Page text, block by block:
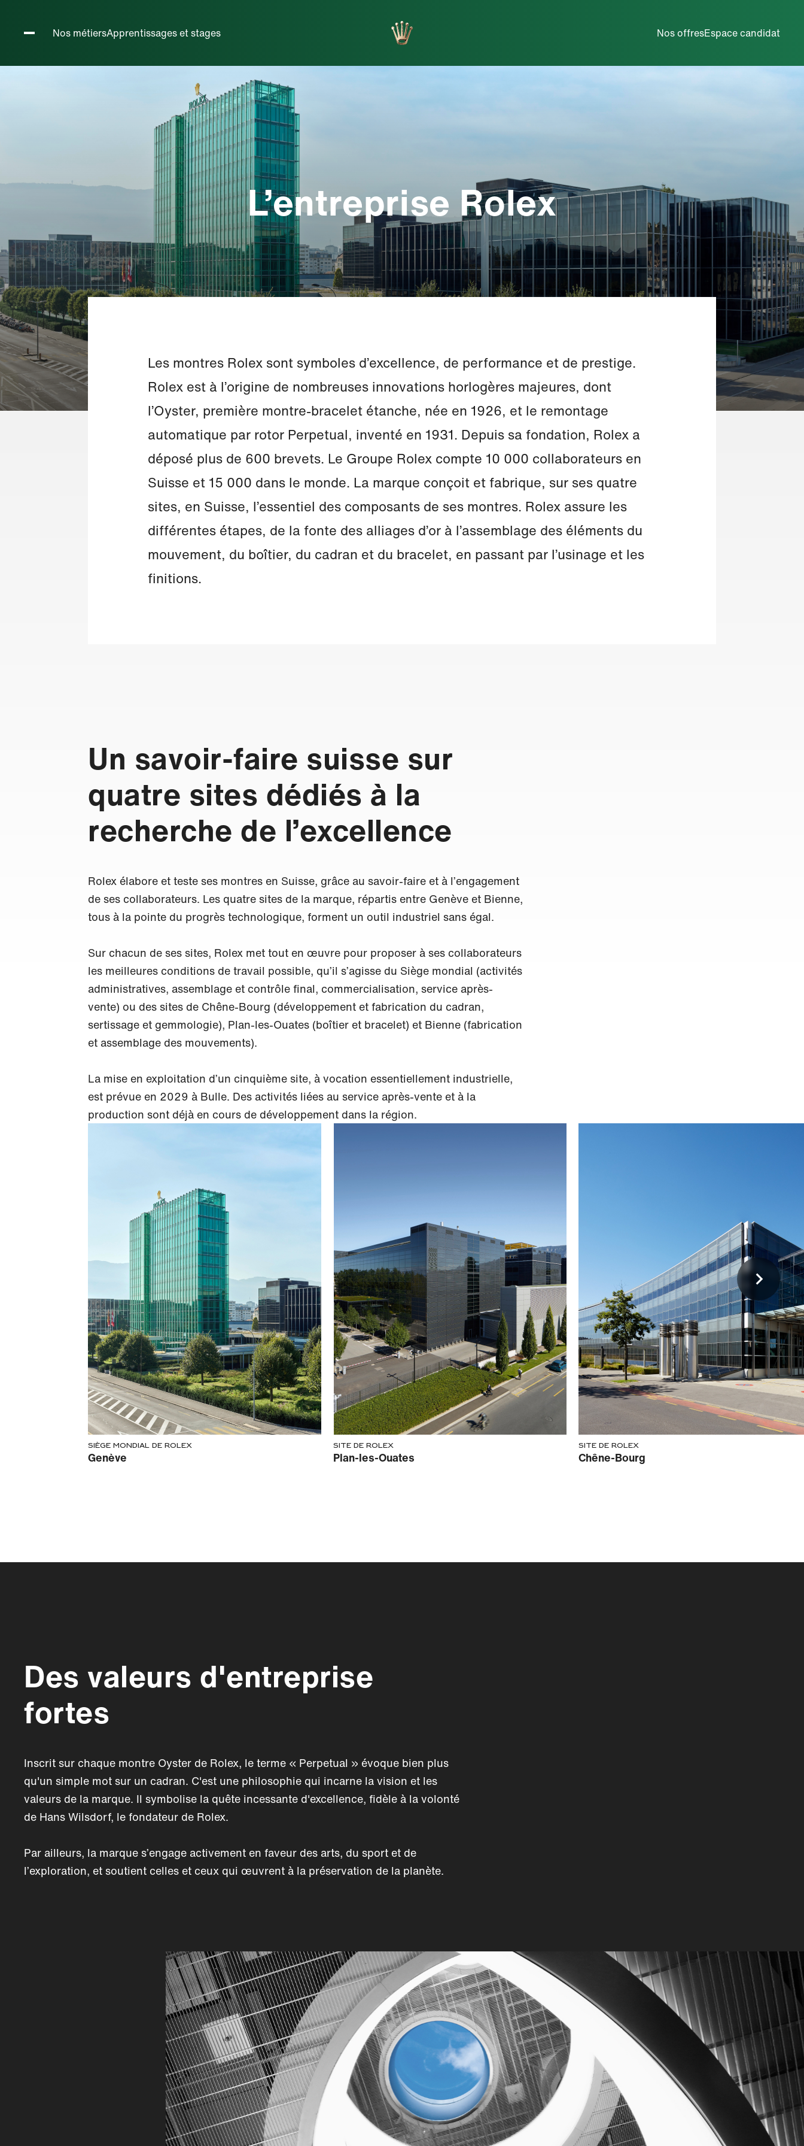
Nos métiersApprentissages et stages Nos offresEspace candidat
L’entreprise Rolex
Les montres Rolex sont symboles d’excellence, de performance et de prestige.
Rolex est à l’origine de nombreuses innovations horlogères majeures, dont
l’Oyster, première montre-bracelet étanche, née en 1926, et le remontage
automatique par rotor Perpetual, inventé en 1931. Depuis sa fondation, Rolex a
déposé plus de 600 brevets. Le Groupe Rolex compte 10 000 collaborateurs en
Suisse et 15 000 dans le monde. La marque conçoit et fabrique, sur ses quatre
sites, en Suisse, l’essentiel des composants de ses montres. Rolex assure les
différentes étapes, de la fonte des alliages d’or à l’assemblage des éléments du
mouvement, du boîtier, du cadran et du bracelet, en passant par l’usinage et les
finitions.
Un savoir-faire suisse sur
quatre sites dédiés à la
recherche de l’excellence
Rolex élabore et teste ses montres en Suisse, grâce au savoir-faire et à l’engagement
de ses collaborateurs. Les quatre sites de la marque, répartis entre Genève et Bienne,
tous à la pointe du progrès technologique, forment un outil industriel sans égal.
Sur chacun de ses sites, Rolex met tout en œuvre pour proposer à ses collaborateurs
les meilleures conditions de travail possible, qu’il s’agisse du Siège mondial (activités
administratives, assemblage et contrôle final, commercialisation, service après-
vente) ou des sites de Chêne-Bourg (développement et fabrication du cadran,
sertissage et gemmologie), Plan-les-Ouates (boîtier et bracelet) et Bienne (fabrication
et assemblage des mouvements).
La mise en exploitation d’un cinquième site, à vocation essentiellement industrielle,
est prévue en 2029 à Bulle. Des activités liées au service après-vente et à la
production sont déjà en cours de développement dans la région.
Siège mondial de Rolex
Genève
Site de Rolex
Plan-les-Ouates
Site de Rolex
Chêne-Bourg
Des valeurs d'entreprise
fortes
Inscrit sur chaque montre Oyster de Rolex, le terme « Perpetual » évoque bien plus
qu'un simple mot sur un cadran. C'est une philosophie qui incarne la vision et les
valeurs de la marque. Il symbolise la quête incessante d'excellence, fidèle à la volonté
de Hans Wilsdorf, le fondateur de Rolex.
Par ailleurs, la marque s’engage activement en faveur des arts, du sport et de
l’exploration, et soutient celles et ceux qui œuvrent à la préservation de la planète.